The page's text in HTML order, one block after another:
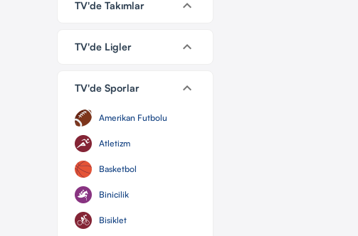
TV'de Takımlar keyboard_arrow_down
TV'de Ligler keyboard_arrow_down
TV'de Sporlar keyboard_arrow_down
Amerikan Futbolu
Atletizm
Basketbol
Binicilik
Bisiklet